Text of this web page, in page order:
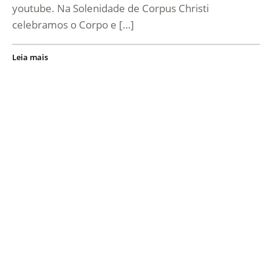
youtube. Na Solenidade de Corpus Christi
celebramos o Corpo e […]
Leia mais